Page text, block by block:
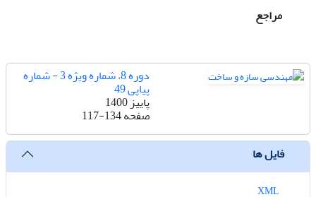
مراجع
دوره 8، شماره ویژه 3 - شماره
پیاپی 49
پاییز 1400
صفحه117-134
فایل ها